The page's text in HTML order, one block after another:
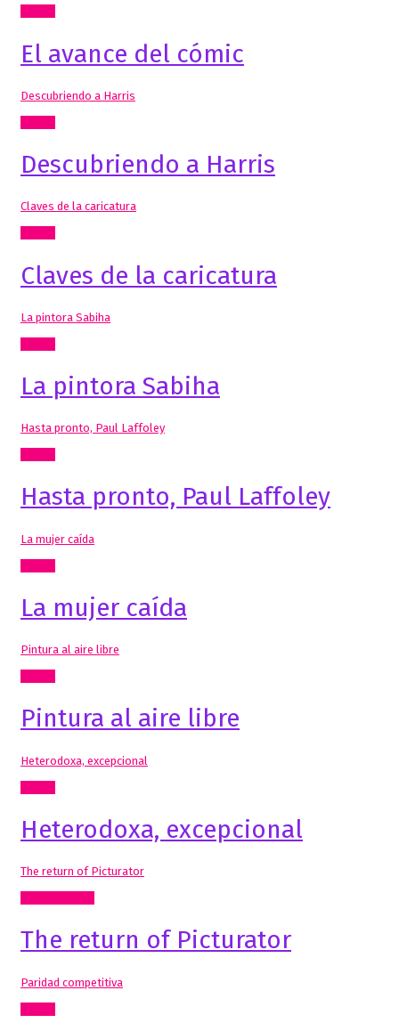
El avance del cómic
Descubriendo a Harris
Descubriendo a Harris
Claves de la caricatura
Claves de la caricatura
La pintora Sabiha
La pintora Sabiha
Hasta pronto, Paul Laffoley
Hasta pronto, Paul Laffoley
La mujer caída
La mujer caída
Pintura al aire libre
Pintura al aire libre
Heterodoxa, excepcional
Heterodoxa, excepcional
The return of Picturator
The return of Picturator
Paridad competitiva